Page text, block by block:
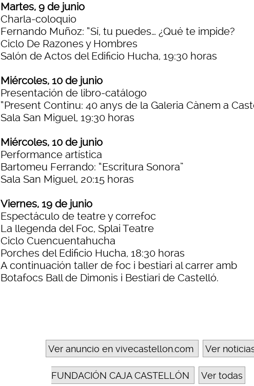
Martes, 9 de junio
Charla-coloquio
Fernando Muñoz: “Sí, tu puedes… ¿Qué te impide?
Ciclo De Razones y Hombres
Salón de Actos del Edificio Hucha, 19:30 horas
Miércoles, 10 de junio
Presentación de libro-catálogo
“Present Continu: 40 anys de la Galeria Cànem a
Sala San Miguel, 19:30 horas
Miércoles, 10 de junio
Performance artística
Bartomeu Ferrando: “Escritura Sonora”
Sala San Miguel, 20:15 horas
Viernes, 19 de junio
Espectáculo de teatre y correfoc
La llegenda del Foc, Splai Teatre
Ciclo Cuencuentahucha
Porches del Edificio Hucha, 18:30 horas
A continuación taller de foc i bestiari al carrer amb
Botafocs Ball de Dimonis i Bestiari de Castelló.
Ver anuncio en vivecastellon.com Ver
FUNDACIÓN CAJA CASTELLÓN Ver todas